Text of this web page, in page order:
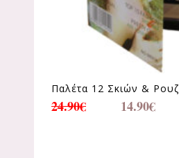
Παλέτα 12 Σκιών & Ρουζ
24.90€ 14.90€